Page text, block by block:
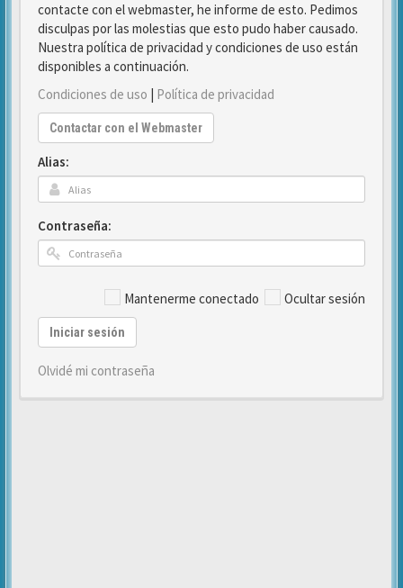
contacte con el webmaster, he informe de esto. Pedimos
disculpas por las molestias que esto pudo haber causado.
Nuestra política de privacidad y condiciones de uso están
disponibles a continuación.
Condiciones de uso | Política de privacidad
Contactar con el Webmaster
Alias:
Contraseña:
Mantenerme conectado Ocultar sesión
Iniciar sesión
Olvidé mi contraseña